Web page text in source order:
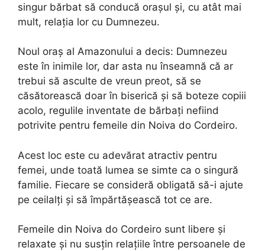
singur bărbat să conducă orașul și, cu atât mai
mult, relația lor cu Dumnezeu.
Noul oraș al Amazonului a decis: Dumnezeu
este în inimile lor, dar asta nu înseamnă că ar
trebui să asculte de vreun preot, să se
căsătorească doar în biserică și să boteze copiii
acolo, regulile inventate de bărbați nefiind
potrivite pentru femeile din Noiva do Cordeiro.
Acest loc este cu adevărat atractiv pentru
femei, unde toată lumea se simte ca o singură
familie. Fiecare se consideră obligată să-i ajute
pe ceilalți și să împărtășească tot ce are.
Femeile din Noiva do Cordeiro sunt libere și
relaxate și nu susțin relațiile între persoanele de